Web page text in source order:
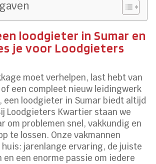
loodgieter in Sumar en
je voor Loodgieters
moet verhelpen, last hebt van
een compleet nieuw leidingwerk
een loodgieter in Sumar biedt altijd
Loodgieters Kwartier staan we
om problemen snel, vakkundig en
te lossen. Onze vakmannen
huis: jarenlange ervaring, de juiste
een enorme passie om iedere